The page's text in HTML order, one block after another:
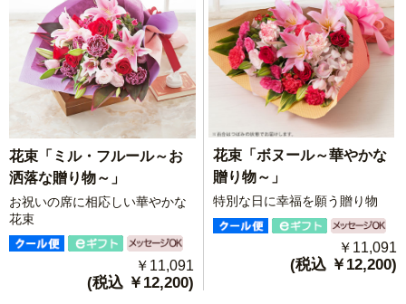
花束「ミル・フルール～お
洒落な贈り物～」
お祝いの席に相応しい華やかな
花束
￥11,091
(税込 ￥12,200)
花束「ボヌール～華やかな
贈り物～」
特別な日に幸福を願う贈り物
￥11,091
(税込 ￥12,200)